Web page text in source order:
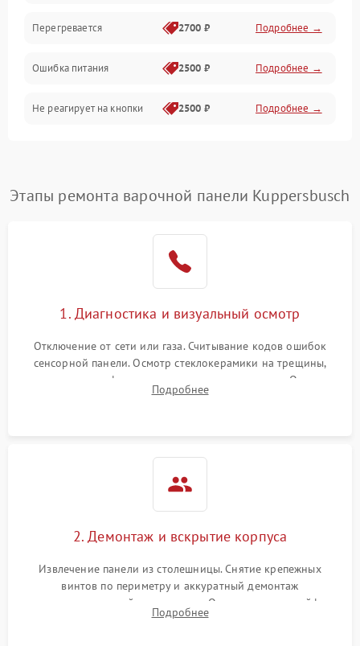
Перегревается 2700 ₽ Подробнее →
Ошибка питания 2500 ₽ Подробнее →
Не реагирует на кнопки 2500 ₽ Подробнее →
Этапы ремонта варочной панели Kuppersbusch
1. Диагностика и визуальный осмотр
Отключение от сети или газа. Считывание кодов ошибок
сенсорной панели. Осмотр стеклокерамики на трещины,
проверка конфорок на равномерность нагрева. Опрос
клиента о симптомах (не включается, не видит посуду,
Подробнее
2. Демонтаж и вскрытие корпуса
Извлечение панели из столешницы. Снятие крепежных
винтов по периметру и аккуратный демонтаж
стеклокерамической поверхности. Отсоединение шлейфов
сенсорного блока для доступа к силовым платам, катушкам
Подробнее